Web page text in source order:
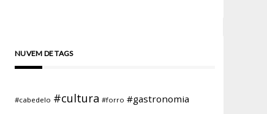
NUVEM DE TAGS
#cabedelo #cultura #forro #gastronomia